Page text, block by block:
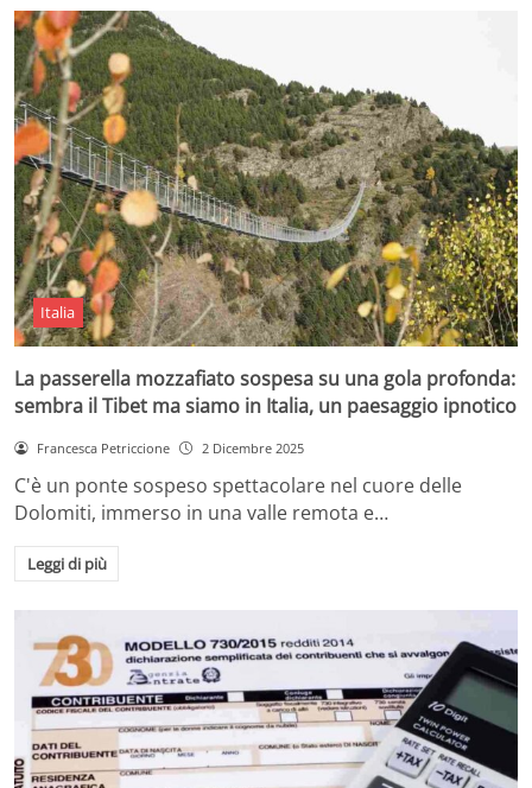
Italia
La passerella mozzafiato sospesa su una gola profonda:
sembra il Tibet ma siamo in Italia, un paesaggio ipnotico
Francesca Petriccione 2 Dicembre 2025
C'è un ponte sospeso spettacolare nel cuore delle
Dolomiti, immerso in una valle remota e…
Leggi di più